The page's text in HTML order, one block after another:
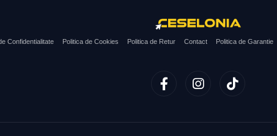
Confidentialitate Politica de Cookies Politica de Retur Contact Politica de Garantie